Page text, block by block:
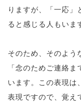
りますが、「一応」
ると感じる人もいま
そのため、そのよう
「念のためご連絡
います。この表現は
表現ですので、覚え